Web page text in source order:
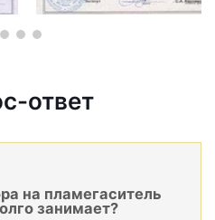
ответ
на пламегаситель
занимает?